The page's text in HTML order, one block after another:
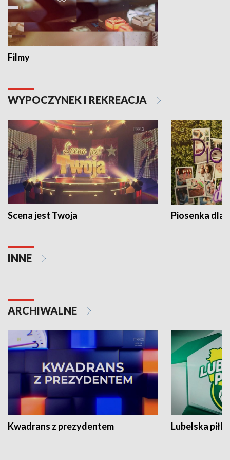
Filmy
WYPOCZYNEK I REKREACJA
Scena jest Twoja Piosenka dla
INNE
ARCHIWALNE
Kwadrans z prezydentem Lubelska piłka